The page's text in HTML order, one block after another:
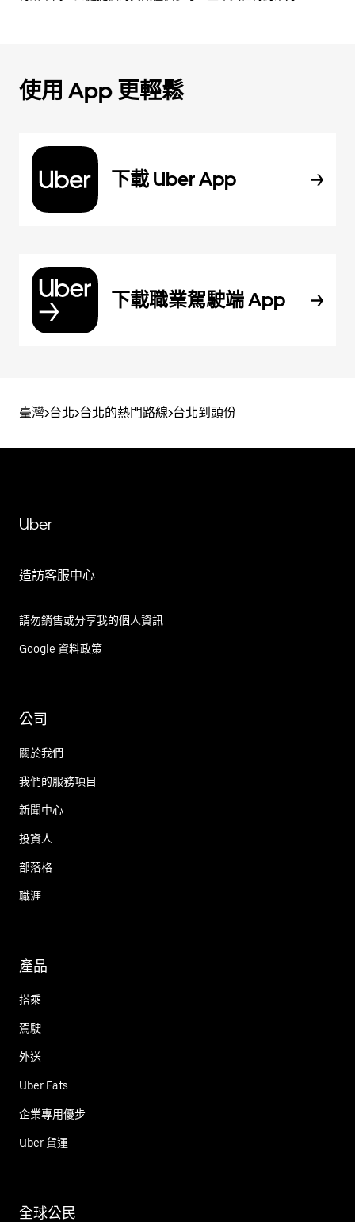
使用 App 更輕鬆
下載 Uber App
下載職業駕駛端 App
臺灣>台北>台北的熱門路線>台北到頭份
Uber
造訪客服中心
請勿銷售或分享我的個人資訊
Google 資料政策
公司
關於我們
我們的服務項目
新聞中心
投資人
部落格
職涯
產品
搭乘
駕駛
外送
Uber Eats
企業專用優步
Uber 貨運
全球公民